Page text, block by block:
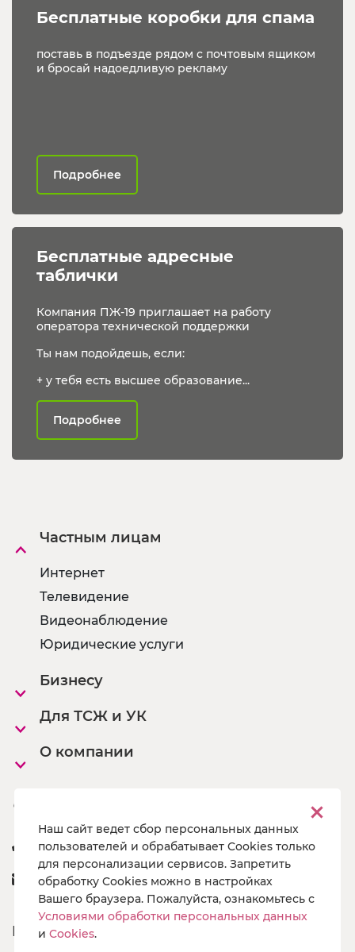
Бесплатные коробки для спама
поставь в подъезде рядом с почтовым ящиком
и бросай надоедливую рекламу
Подробнее
Бесплатные адресные
таблички
Компания ПЖ-19 приглашает на работу
оператора технической поддержки
Ты нам подойдешь, если:
+ у тебя есть высшее образование...
Подробнее
Частным лицам
Интернет
Телевидение
Видеонаблюдение
Юридические услуги
Бизнесу
Для ТСЖ и УК
О компании
8 800 222 55 19
a@pg19.ru
Подпишись
Наш сайт ведет сбор персональных данных
пользователей и обрабатывает Cookies только
для персонализации сервисов. Запретить
обработку Cookies можно в настройках
Вашего браузера. Пожалуйста, ознакомьтесь с
Условиями обработки персональных данных
и Cookies.